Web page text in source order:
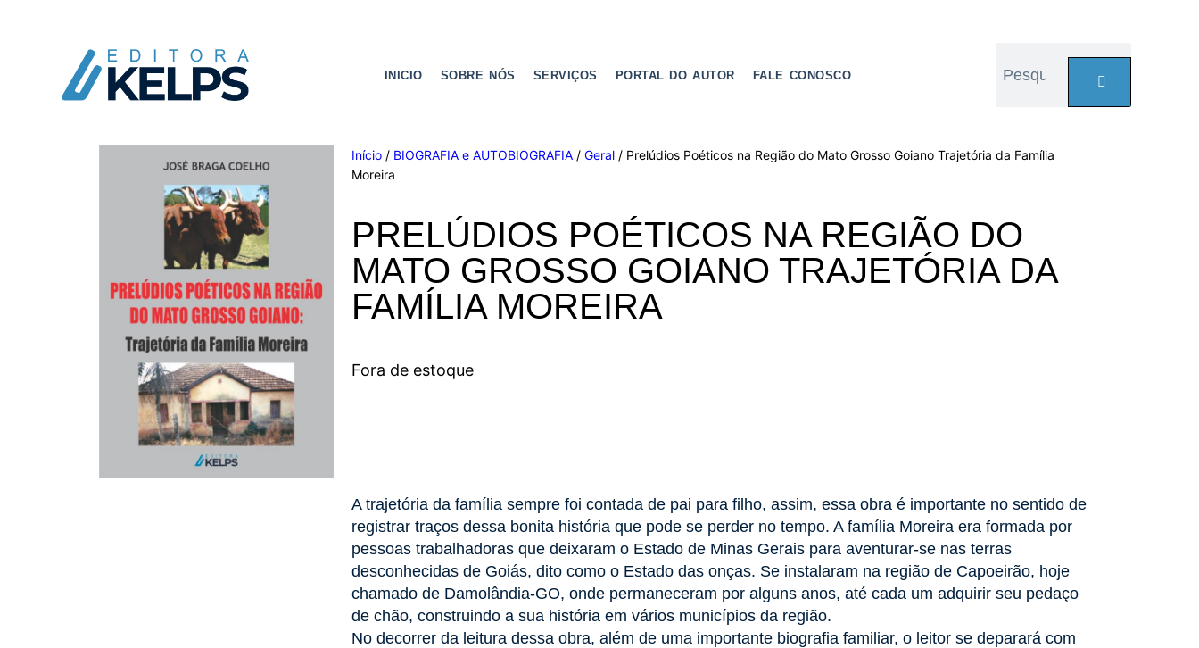
INICIO SOBRE NÓS SERVIÇOS PORTAL DO AUTOR FALE CONOSCO
Início / BIOGRAFIA e AUTOBIOGRAFIA /Geral / Prelúdios Poéticos na Região do Mato Grosso Goiano Trajetória da Família
Moreira
PRELÚDIOS POÉTICOS NA REGIÃO DO
MATO GROSSO GOIANO TRAJETÓRIA DA
FAMÍLIA MOREIRA
Fora de estoque
A trajetória da família sempre foi contada de pai para filho, assim, essa obra é importante no sentido de
registrar traços dessa bonita história que pode se perder no tempo. A família Moreira era formada por
pessoas trabalhadoras que deixaram o Estado de Minas Gerais para aventurar-se nas terras
desconhecidas de Goiás, dito como o Estado das onças. Se instalaram na região de Capoeirão, hoje
chamado de Damolândia-GO, onde permaneceram por alguns anos, até cada um adquirir seu pedaço
de chão, construindo a sua história em vários municípios da região.
No decorrer da leitura dessa obra, além de uma importante biografia familiar, o leitor se deparará com